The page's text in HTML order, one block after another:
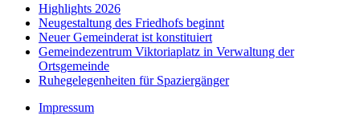
Highlights 2026
Neugestaltung des Friedhofs beginnt
Neuer Gemeinderat ist konstituiert
Gemeindezentrum Viktoriaplatz in Verwaltung der
Ortsgemeinde
Ruhegelegenheiten für Spaziergänger
Impressum